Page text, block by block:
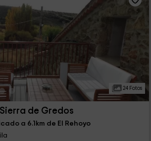
24 Fotos
de Gredos
a 6.1km de El Rehoyo